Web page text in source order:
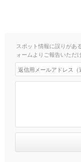
スポット情報に誤りがあ
ォームよりご報告いただ